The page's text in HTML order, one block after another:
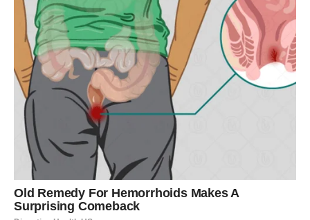
reaguje negativno.
Za sve ove metode važi pravilo da se plastika ne sme strugati
previše agresivno kako ne bi došlo do ogrebotina. Takođe,
nakon svakog tretmana stolice obavezno isperite vodom i
osušite, kako ne bi ostale hemikalije koje bi mogle oštetiti
materijal ili izazvati alergijsku reakciju pri dodiru.
U samo nekoliko jednostavnih koraka, koristeći sastojke
koje već posedujete, možete transformisati izgled svojih